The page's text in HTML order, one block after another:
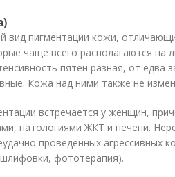
вид пигментации кожи,
чаще всего располагаются на
пятен разная, от едва
Кожа над ними также не
встречается у женщин,
патологиями ЖКТ и печени.
проведенных агрессивных
шлифовки, фототерапия).